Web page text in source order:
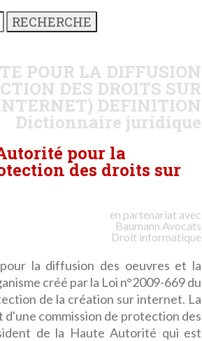
POUR LA DIFFUSION
DES DROITS SUR
DEFINITION
Dictionnaire juridique
pour la
des droits sur
en partenariat avec
Baumann Avocats
Droit informatique
la diffusion des oeuvres et la
créé par la Loi n°2009-669 du
de la création sur internet. La
commission de protection des
de la Haute Autorité qui est